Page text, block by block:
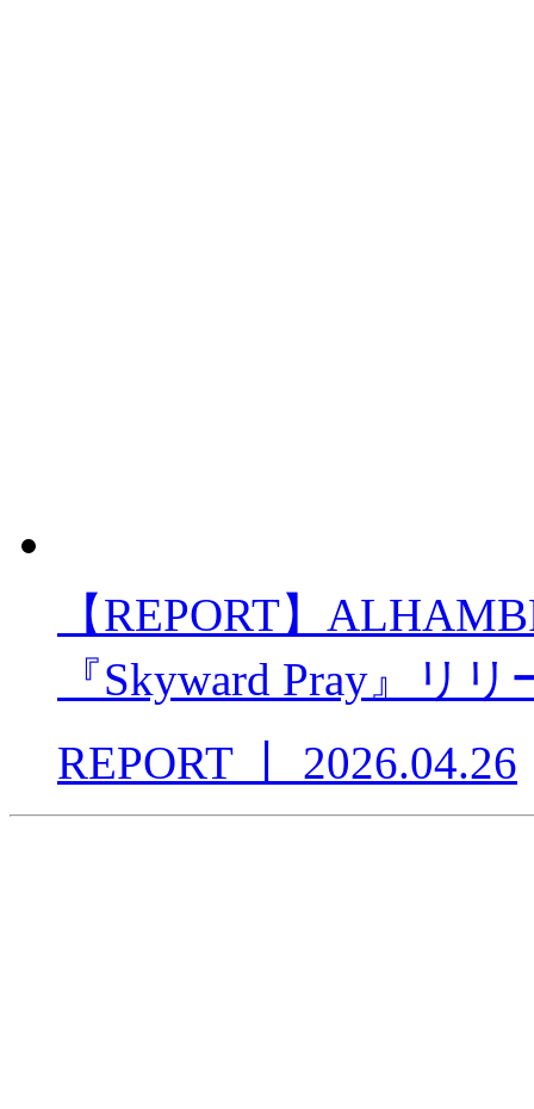
【REPORT】
『Skyward Pray』リ
REPORT丨 2026.04.26